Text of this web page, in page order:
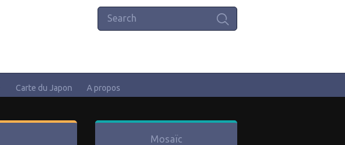
Carte du Japon A propos
Mosaïc